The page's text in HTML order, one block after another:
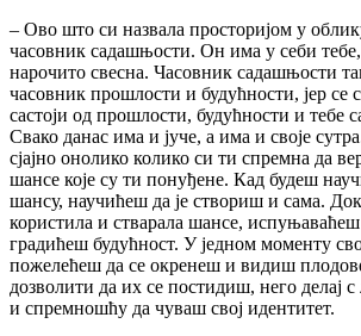
– Ово што си назвала просторијом у
часовник садашњости. Он има у себи
нарочито свесна. Часовник садашњости
часовник прошлости и будућности, јер се
састоји од прошлости, будућности и тебе
Свако данас има и јуче, а има и своје
сјајно онолико колико си ти спремна да
шансе које су ти понуђене. Кад будеш
шансу, научићеш да је створиш и сама.
користила и стварала шансе, испуњаваћеш
градићеш будућност. У једном моменту
пожелећеш да се окренеш и видиш
дозволити да их се постидиш, него делај
и спремношћу да чуваш свој идентитет.